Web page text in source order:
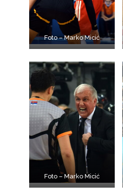
Foto – Marko Micić
Foto – Marko Micić